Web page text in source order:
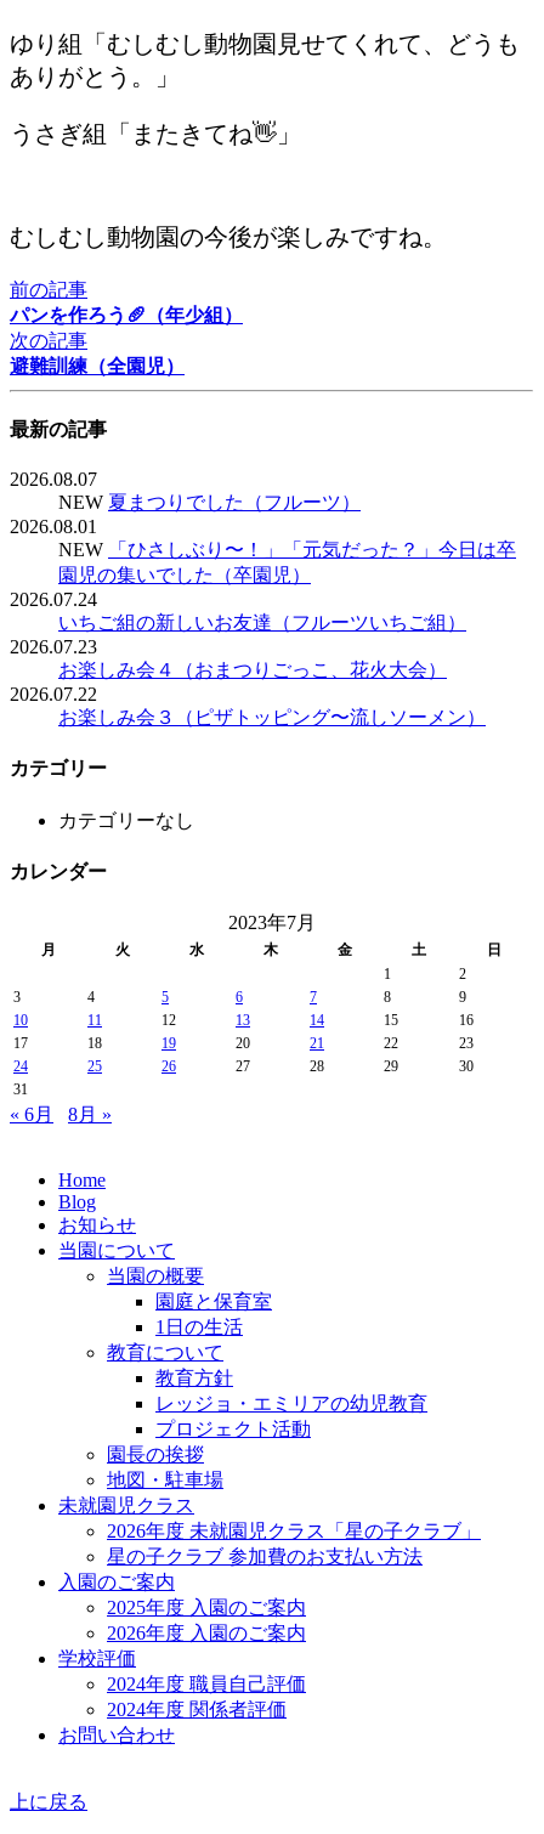
ゆり組「むしむし動物園見せてくれて、どうも
ありがとう。」
うさぎ組「またきてね👋」
むしむし動物園の今後が楽しみですね。
前の記事
パンを作ろう🥖（年少組）
次の記事
避難訓練（全園児）
最新の記事
2026.08.07
NEW 夏まつりでした（フルーツ）
2026.08.01
NEW
「ひさしぶり〜！」「元気だった？」今日は卒
園児の集いでした（卒園児）
2026.07.24
いちご組の新しいお友達（フルーツいちご組）
2026.07.23
お楽しみ会４（おまつりごっこ、花火大会）
2026.07.22
お楽しみ会３（ピザトッピング〜流しソーメン）
カテゴリー
カテゴリーなし
カレンダー
2023年7月
月 火 水 木 金 土
日
1
2
3
4 5 6 7 8
9
10
11 12 13 14 15
16
17
18 19 20 21 22
23
24
25 26 27 28 29
30
31
« 6月 8月 »
Home
Blog
お知らせ
当園について
当園の概要
園庭と保育室
1日の生活
教育について
教育方針
レッジョ・エミリアの幼児教育
プロジェクト活動
園長の挨拶
地図・駐車場
未就園児クラス
2026年度 未就園児クラス「星の子クラブ」
星の子クラブ 参加費のお支払い方法
入園のご案内
2025年度 入園のご案内
2026年度 入園のご案内
学校評価
2024年度 職員自己評価
2024年度 関係者評価
お問い合わせ
上に戻る